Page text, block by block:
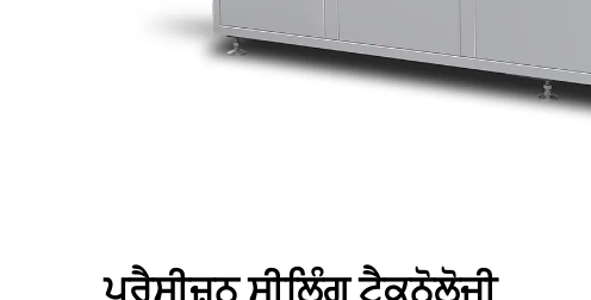
ਪ੍ਰੈਸੀਜ਼ਨ ਸੀਲਿੰਗ ਟੈਕਨੋਲੋਜੀ